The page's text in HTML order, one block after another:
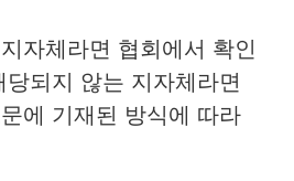
자체라면 협회에서 확인
되지 않는 지자체라면
에 기재된 방식에 따라